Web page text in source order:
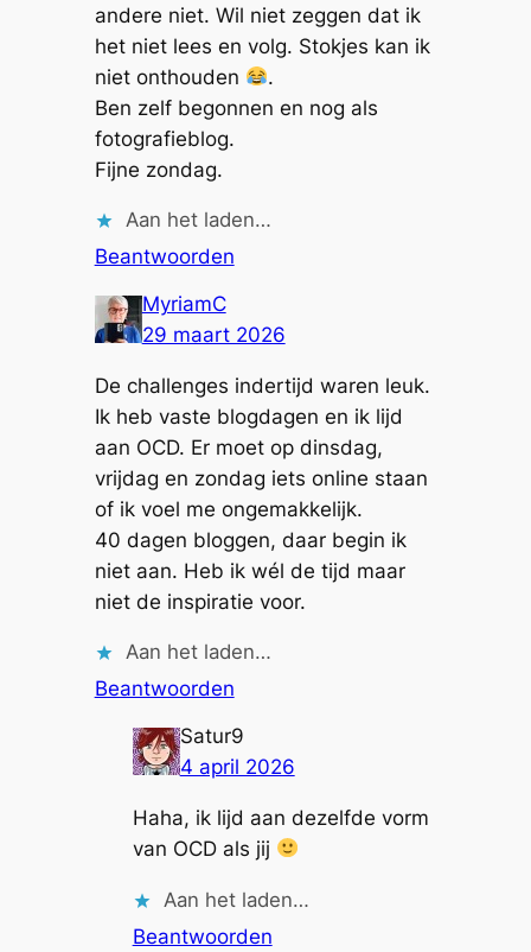
andere niet. Wil niet zeggen dat ik
het niet lees en volg. Stokjes kan ik
niet onthouden
.
Ben zelf begonnen en nog als
fotografieblog.
Fijne zondag.
Aan het laden…
Beantwoorden
MyriamC
29 maart 2026
De challenges indertijd waren leuk.
Ik heb vaste blogdagen en ik lijd
aan OCD. Er moet op dinsdag,
vrijdag en zondag iets online staan
of ik voel me ongemakkelijk.
40 dagen bloggen, daar begin ik
niet aan. Heb ik wél de tijd maar
niet de inspiratie voor.
Aan het laden…
Beantwoorden
Satur9
4 april 2026
Haha, ik lijd aan dezelfde vorm
van OCD als jij
Aan het laden…
Beantwoorden